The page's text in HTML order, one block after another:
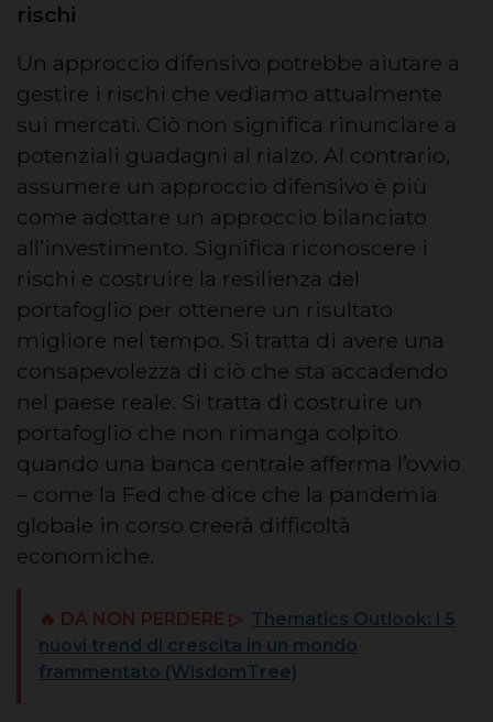
rischi
Un approccio difensivo potrebbe aiutare a
gestire i rischi che vediamo attualmente
sui mercati. Ciò non significa rinunciare a
potenziali guadagni al rialzo. Al contrario,
assumere un approccio difensivo è più
come adottare un approccio bilanciato
all’investimento. Significa riconoscere i
rischi e costruire la resilienza del
portafoglio per ottenere un risultato
migliore nel tempo. Si tratta di avere una
consapevolezza di ciò che sta accadendo
nel paese reale. Si tratta di costruire un
portafoglio che non rimanga colpito
quando una banca centrale afferma l’ovvio
– come la Fed che dice che la pandemia
globale in corso creerà difficoltà
economiche.
🔥 DA NON PERDERE ▷ Thematics Outlook: i 5
nuovi trend di crescita in un mondo
frammentato (WisdomTree)